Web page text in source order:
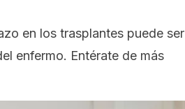
en los trasplantes puede ser
enfermo. Entérate de más